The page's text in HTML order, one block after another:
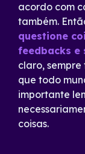
acordo com
também.
questione
feedbacks e
claro,
que todo
importante
coisas.